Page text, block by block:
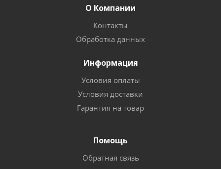
О Компании
Контакты
Обработка данных
Информация
Условия оплаты
Условия доставки
Гарантия на товар
Помощь
Обратная связь